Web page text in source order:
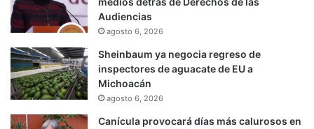
Audiencias
agosto 6, 2026
Sheinbaum ya negocia regreso de
inspectores de aguacate de EU a
Michoacán
agosto 6, 2026
Canícula provocará días más calurosos en